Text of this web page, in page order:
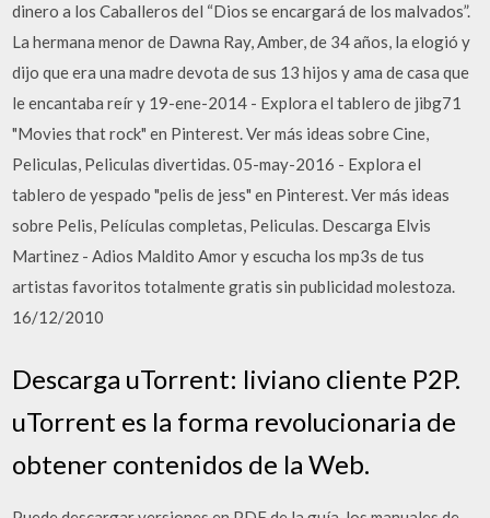
dinero a los Caballeros del “Dios se encargará de los malvados”.
La hermana menor de Dawna Ray, Amber, de 34 años, la elogió y
dijo que era una madre devota de sus 13 hijos y ama de casa que
le encantaba reír y 19-ene-2014 - Explora el tablero de jibg71
"Movies that rock" en Pinterest. Ver más ideas sobre Cine,
Peliculas, Peliculas divertidas. 05-may-2016 - Explora el
tablero de yespado "pelis de jess" en Pinterest. Ver más ideas
sobre Pelis, Películas completas, Peliculas. Descarga Elvis
Martinez - Adios Maldito Amor y escucha los mp3s de tus
artistas favoritos totalmente gratis sin publicidad molestoza.
16/12/2010
Descarga uTorrent: liviano cliente P2P.
uTorrent es la forma revolucionaria de
obtener contenidos de la Web.